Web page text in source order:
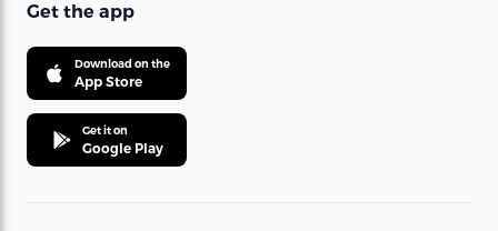
Get the app
Download on the
App Store
Get it on
Google Play